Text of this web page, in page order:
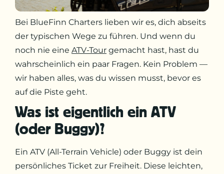
Bei BlueFinn Charters lieben wir es, dich abseits
der typischen Wege zu führen. Und wenn du
noch nie eine ATV-Tour gemacht hast, hast du
wahrscheinlich ein paar Fragen. Kein Problem —
wir haben alles, was du wissen musst, bevor es
auf die Piste geht.
Was ist eigentlich ein ATV
(oder Buggy)?
Ein ATV (All-Terrain Vehicle) oder Buggy ist dein
persönliches Ticket zur Freiheit. Diese leichten,